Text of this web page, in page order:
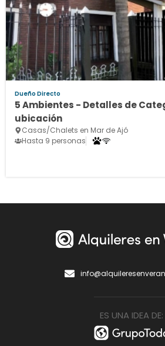
Dueño Directo
5 Ambientes - Detalles de
ubicación
Casas/Chalets en Mar de Ajó
Hasta 9 personas
ES UNA IDEA DE: